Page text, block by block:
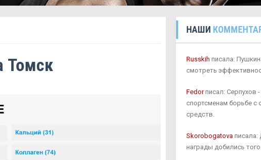
Томск
НАШИ
Russkih писала:
смотреть
Fedorписал: Серпухов
спортсменам борьбе с
средств.
Skorobogatovaписала:
награды добились